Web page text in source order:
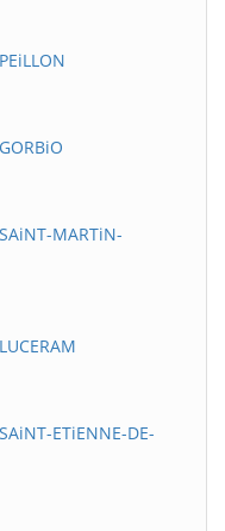
MARTiN-
ETiENNE-DE-